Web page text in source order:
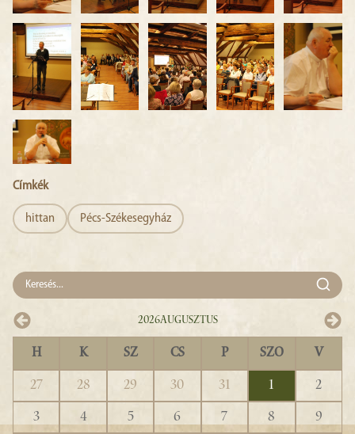
Címkék
hittan Pécs-Székesegyház
2026Augusztus
H K SZ CS P SZO V
27 28 29 30 31 1
2
3
4 5 6 7 8
9